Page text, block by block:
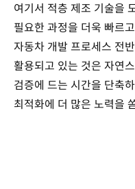
여기서 적층 제조 기술을
필요한 과정을 더욱 빠르
자동차 개발 프로세스 전
활용되고 있는 것은 자연
검증에 드는 시간을 단축
최적화에 더 많은 노력을